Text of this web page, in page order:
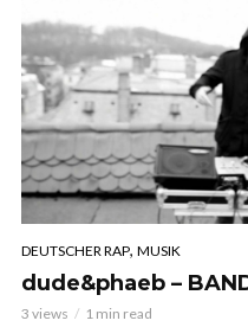
DEUTSCHER RAP, MUSIK
dude&phaeb –
3 views 1 min read